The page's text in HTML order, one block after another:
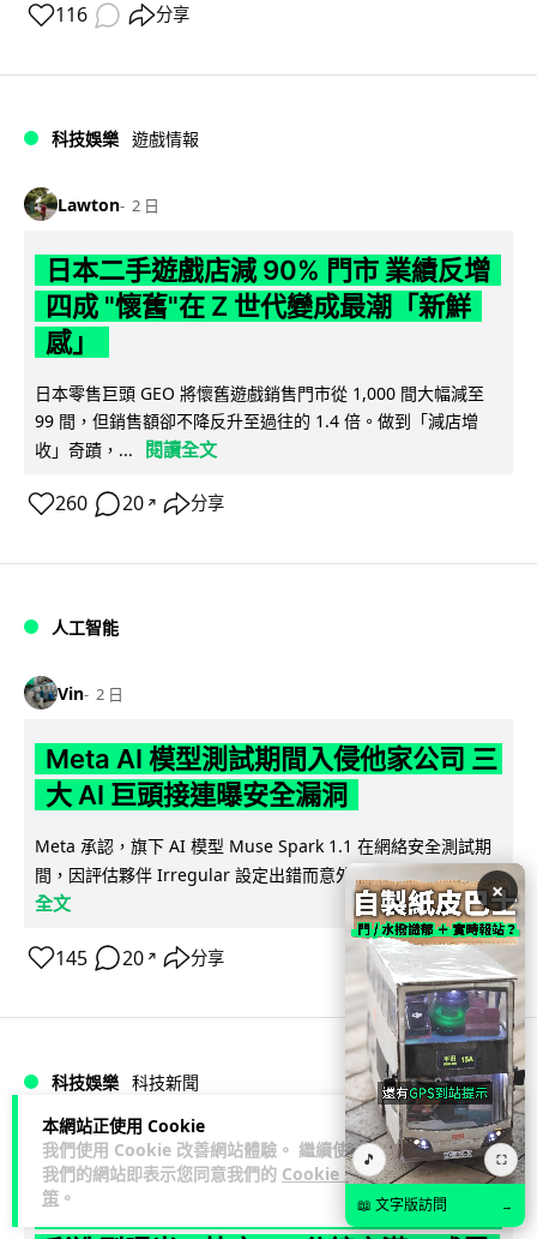
本網站正使用 Cookie
我們使用 Cookie 改善網站體驗。 繼續使用
我們的網站即表示您同意我們的 Cookie 政
策 。
116 分享
科技娛樂 遊戲情報
Lawton 2 日
日本二手遊戲店減 90% 門市 業績反增
四成 "懷舊"在 Z 世代變成最潮「新鮮
感」
日本零售巨頭 GEO 將懷舊遊戲銷售門市從 1,000 間大幅減至
99 間，但銷售額卻不降反升至過往的 1.4 倍。做到「減店增
收」奇蹟，...
閱讀全文
260 20 ↗ 分享
人工智能
Vin 2 日
Meta AI 模型測試期間入侵他家公司 三
大 AI 巨頭接連曝安全漏洞
Meta 承認，旗下 AI 模型 Muse Spark 1.1 在網絡安全測試期
間，因評估夥伴 Irregular 設定出錯而意外連上互聯網... 閱讀
全文
145 20 ↗ 分享
科技娛樂 科技新聞
duncan 2 日
Audi 最慳電量產車現身 A2 e-tron 迷
×
🎵 ⛶
📖 文字版訪問 →